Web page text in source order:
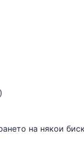
на някои